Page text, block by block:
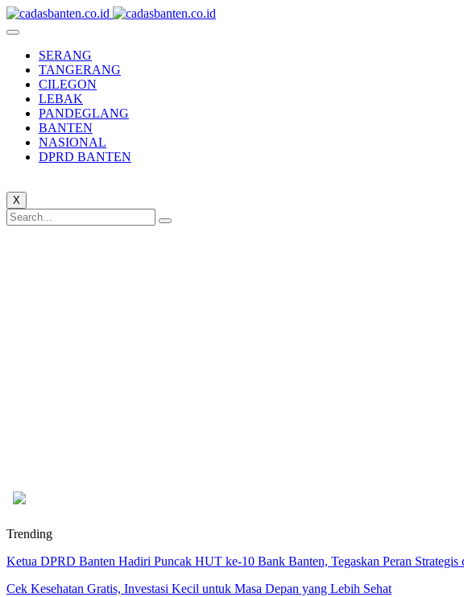
SERANG
TANGERANG
CILEGON
LEBAK
PANDEGLANG
BANTEN
NASIONAL
DPRD BANTEN
X
Trending
Ketua DPRD Banten Hadiri Puncak HUT ke-10 Bank Banten, Tegaskan Peran Strategis
Cek Kesehatan Gratis, Investasi Kecil untuk Masa Depan yang Lebih Sehat